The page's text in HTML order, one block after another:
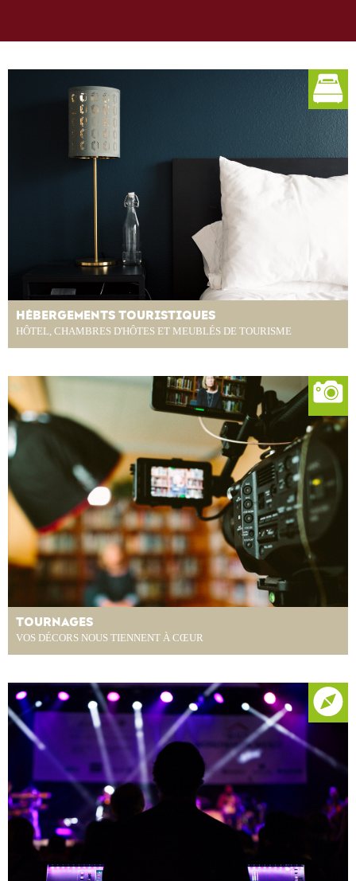
HÉBERGEMENTS TOURISTIQUES
HÔTEL, CHAMBRES D'HÔTES ET MEUBLÉS DE TOURISME
TOURNAGES
VOS DÉCORS NOUS TIENNENT À CŒUR